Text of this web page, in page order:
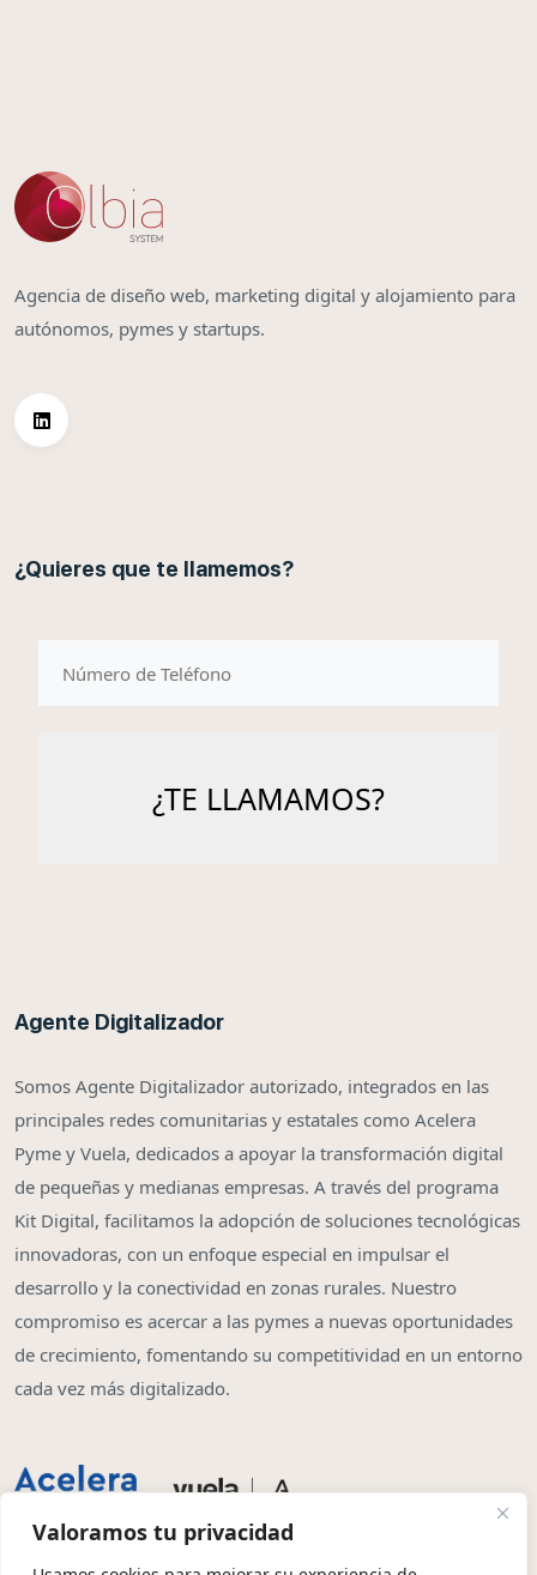
Valoramos tu privacidad
Agencia de diseño web, marketing digital y alojamiento para
autónomos, pymes y startups.
¿Quieres que te llamemos?
Agente Digitalizador
Somos Agente Digitalizador autorizado, integrados en las
principales redes comunitarias y estatales como Acelera
Pyme y Vuela, dedicados a apoyar la transformación digital
de pequeñas y medianas empresas. A través del programa
Kit Digital, facilitamos la adopción de soluciones tecnológicas
innovadoras, con un enfoque especial en impulsar el
desarrollo y la conectividad en zonas rurales. Nuestro
compromiso es acercar a las pymes a nuevas oportunidades
de crecimiento, fomentando su competitividad en un entorno
cada vez más digitalizado.